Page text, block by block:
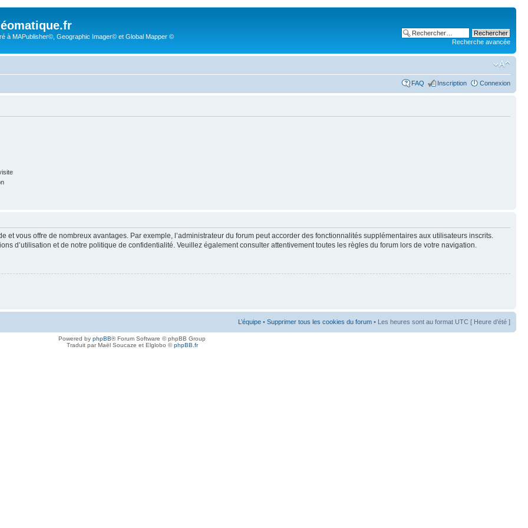
à MAPublisher©, Geographic Imager© et Global Mapper ©
Recherche avancée
FAQ Inscription Connexion
et vous offre de nombreux avantages. Par exemple, l’administrateur du forum peut accorder des fonctionnalités supplémentaires aux utilisateurs inscrits.
d’utilisation et de notre politique de confidentialité. Veuillez également consulter attentivement toutes les règles du forum lors de votre navigation.
L’équipe • Supprimer tous les cookies du forum • Les heures sont au format UTC [ Heure d’été ]
Powered by phpBB® Forum Software © phpBB Group
Traduit par Maël Soucaze et Elglobo ©phpBB.fr